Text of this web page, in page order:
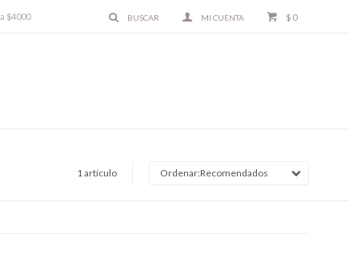
$ 0
$4000
1 artículo Recomendados